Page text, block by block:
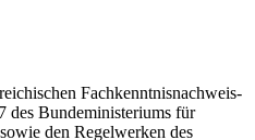
Fachkenntnisnachweis-
Bundeministeriums für
den Regelwerken des